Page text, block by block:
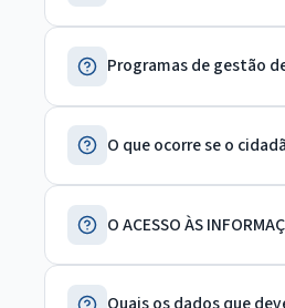
Programas de gestão
O que ocorre se o
O ACESSO ÀS